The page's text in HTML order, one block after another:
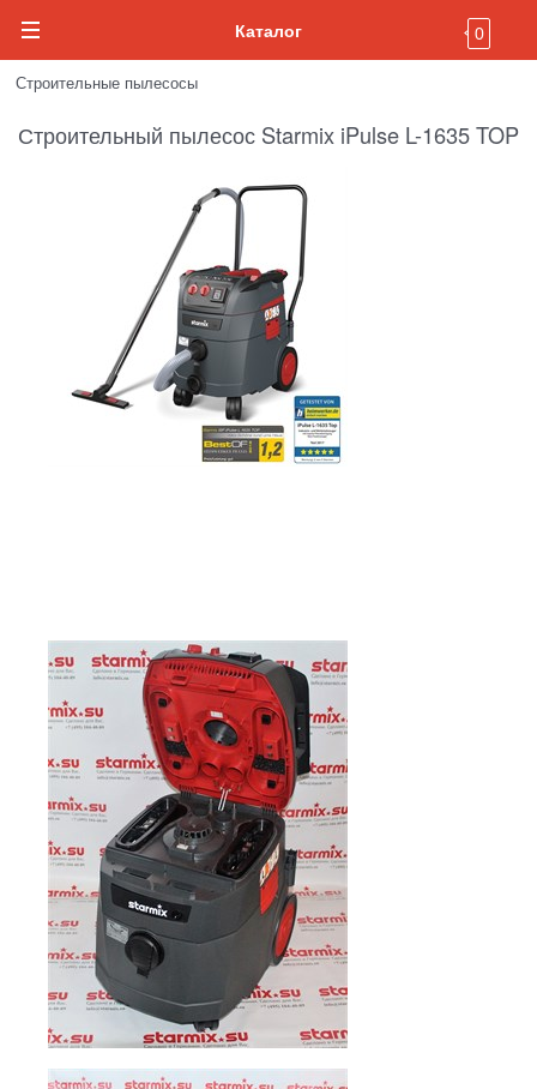
Каталог 0
Строительные пылесосы
Строительный пылесос Starmix iPulse L-1635 TOP